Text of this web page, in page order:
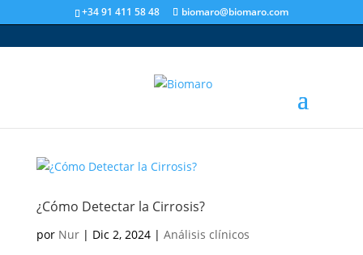
+34 91 411 58 48 biomaro@biomaro.com
¿Cómo Detectar la Cirrosis?
por Nur| Dic 2, 2024| Análisis clínicos